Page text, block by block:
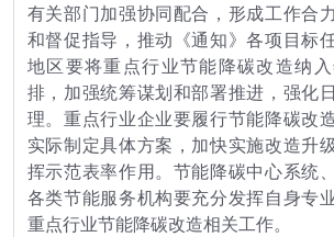
有关部门加强协同配合，形成工作合
和督促指导，推动《通知》各项目标
地区要将重点行业节能降碳改造纳
排，加强统筹谋划和部署推进，强化
理。重点行业企业要履行节能降碳改
实际制定具体方案，加快实施改造升
挥示范表率作用。节能降碳中心系统
各类节能服务机构要充分发挥自身专
重点行业节能降碳改造相关工作。